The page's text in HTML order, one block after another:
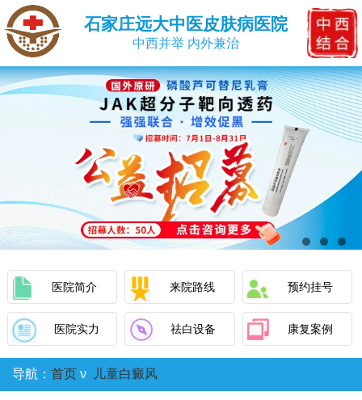
石家庄远大中医皮肤病医院
中西并举 内外兼治
医院简介 来院路线 预约挂号
医院实力 祛白设备 康复案例
导航： 首页 ν 儿童白癜风